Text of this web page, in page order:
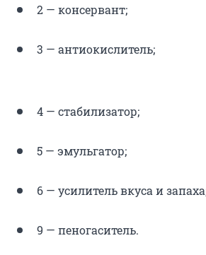
2 — консервант;
3 — антиокислитель;
4 — стабилизатор;
5 — эмульгатор;
6 — усилитель вкуса и
9 — пеногаситель.